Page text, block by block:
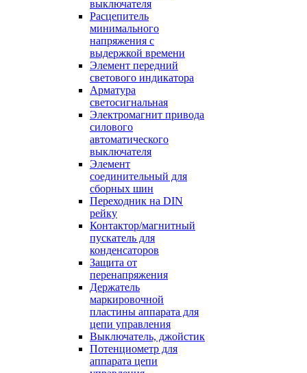
выключателя
Расцепитель
минимального
напряжения с
выдержкой времени
Элемент передний
светового индикатора
Арматура
светосигнальная
Электромагнит привода
силового
автоматического
выключателя
Элемент
соединительный для
сборных шин
Переходник на DIN
рейку
Контактор/магнитный
пускатель для
конденсаторов
Защита от
перенапряжения
Держатель
маркировочной
пластины аппарата для
цепи управления
Выключатель, джойстик
Потенциометр для
аппарата цепи